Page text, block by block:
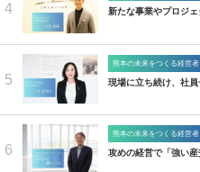
4 新たな事業やプロジ
5
熊本の未来をつくる経営者
現場に立ち続け、社
6
熊本の未来をつくる経営者
攻めの経営で「強い